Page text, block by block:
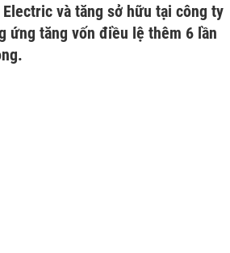
Electric và tăng sở hữu tại công ty
ứng tăng vốn điều lệ thêm 6 lần